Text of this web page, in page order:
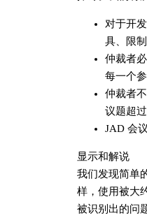
对于开
具、限
仲裁者
每一个
仲裁者
议题超
JAD 会
显示和解说
我们发现简单
样，使用被大
被识别出的问